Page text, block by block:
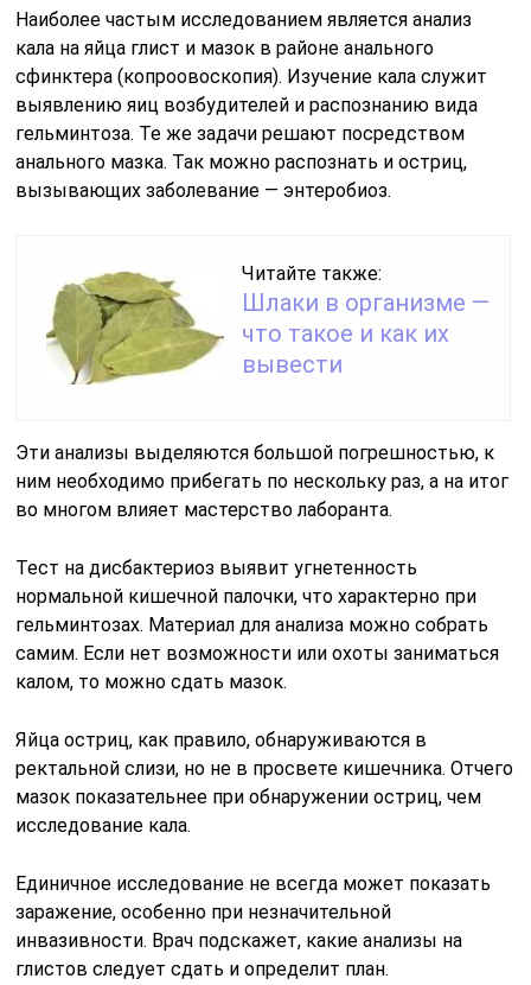
Наиболее частым исследованием является анализ
кала на яйца глист и мазок в районе анального
сфинктера (копроовоскопия). Изучение кала служит
выявлению яиц возбудителей и распознанию вида
гельминтоза. Те же задачи решают посредством
анального мазка. Так можно распознать и остриц,
вызывающих заболевание — энтеробиоз.
Читайте также:
Шлаки в организме —
что такое и как их
вывести
Эти анализы выделяются большой погрешностью, к
ним необходимо прибегать по нескольку раз, а на итог
во многом влияет мастерство лаборанта.
Тест на дисбактериоз выявит угнетенность
нормальной кишечной палочки, что характерно при
гельминтозах. Материал для анализа можно собрать
самим. Если нет возможности или охоты заниматься
калом, то можно сдать мазок.
Яйца остриц, как правило, обнаруживаются в
ректальной слизи, но не в просвете кишечника. Отчего
мазок показательнее при обнаружении остриц, чем
исследование кала.
Единичное исследование не всегда может показать
заражение, особенно при незначительной
инвазивности. Врач подскажет, какие анализы на
глистов следует сдать и определит план.